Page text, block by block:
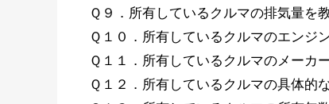
Ｑ９．所有しているクルマの排気量を
Ｑ１０．所有しているクルマのエンジ
Ｑ１１．所有しているクルマのメーカ
Ｑ１２．所有しているクルマの具体的